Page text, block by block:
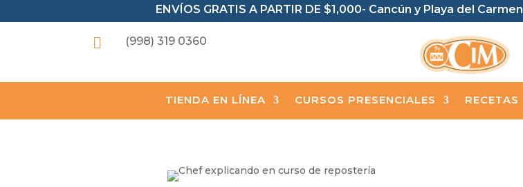
ENVÍOS GRATIS A PARTIR DE $1,000- Cancún y Playa del Carmen
 (998) 319 0360
TIENDA EN LÍNEA CURSOS PRESENCIALES RECETAS